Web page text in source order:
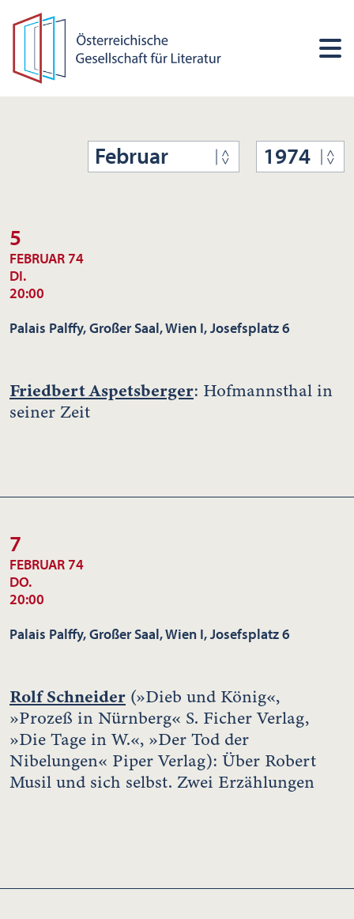
Februar 1974
5
FEBRUAR 74
DI.
20:00
Palais Palffy, Großer Saal, Wien I, Josefsplatz 6
Friedbert Aspetsberger: Hofmannsthal in
seiner Zeit
7
FEBRUAR 74
DO.
20:00
Palais Palffy, Großer Saal, Wien I, Josefsplatz 6
Rolf Schneider (»Dieb und König«,
»Prozeß in Nürnberg« S. Ficher Verlag,
»Die Tage in W.«, »Der Tod der
Nibelungen« Piper Verlag): Über Robert
Musil und sich selbst. Zwei Erzählungen